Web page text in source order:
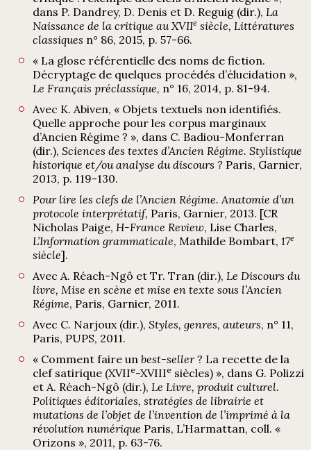
dans P. Dandrey, D. Denis et D. Reguig (dir.), La
Naissance de la critique au XVIIe siècle, Littératures
classiques n° 86, 2015, p. 57-66.
« La glose référentielle des noms de fiction.
Décryptage de quelques procédés d’élucidation »,
Le Français préclassique, n° 16, 2014, p. 81-94.
Avec K. Abiven, « Objets textuels non identifiés.
Quelle approche pour les corpus marginaux
d’Ancien Régime ? », dans C. Badiou-Monferran
(dir.), Sciences des textes d’Ancien Régime. Stylistique
historique et/ou analyse du discours ? Paris, Garnier,
2013, p. 119-130.
Pour lire les clefs de l’Ancien Régime. Anatomie d’un
protocole interprétatif, Paris, Garnier, 2013. [CR
Nicholas Paige, H-France Review, Lise Charles,
L’Information grammaticale, Mathilde Bombart, 17e
siècle].
Avec A. Réach-Ngô et Tr. Tran (dir.), Le Discours du
livre, Mise en scène et mise en texte sous l’Ancien
Régime, Paris, Garnier, 2011.
Avec C. Narjoux (dir.), Styles, genres, auteurs, n° 11,
Paris, PUPS, 2011.
« Comment faire un best-seller? La recette de la
clef satirique (XVIIe-XVIIIesiècles) », dans G. Polizzi
et A. Réach-Ngô (dir.), Le Livre, produit culturel.
Politiques éditoriales, stratégies de librairie et
mutations de l’objet de l’invention de l’imprimé à la
révolution numérique Paris, L’Harmattan, coll. «
Orizons », 2011, p. 63-76.